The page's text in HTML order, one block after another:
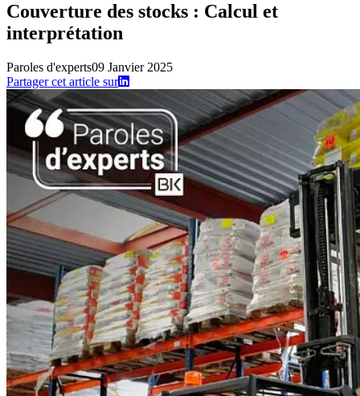
Couverture des stocks : Calcul et
interprétation
Paroles d'experts09 Janvier 2025
Partager cet article sur